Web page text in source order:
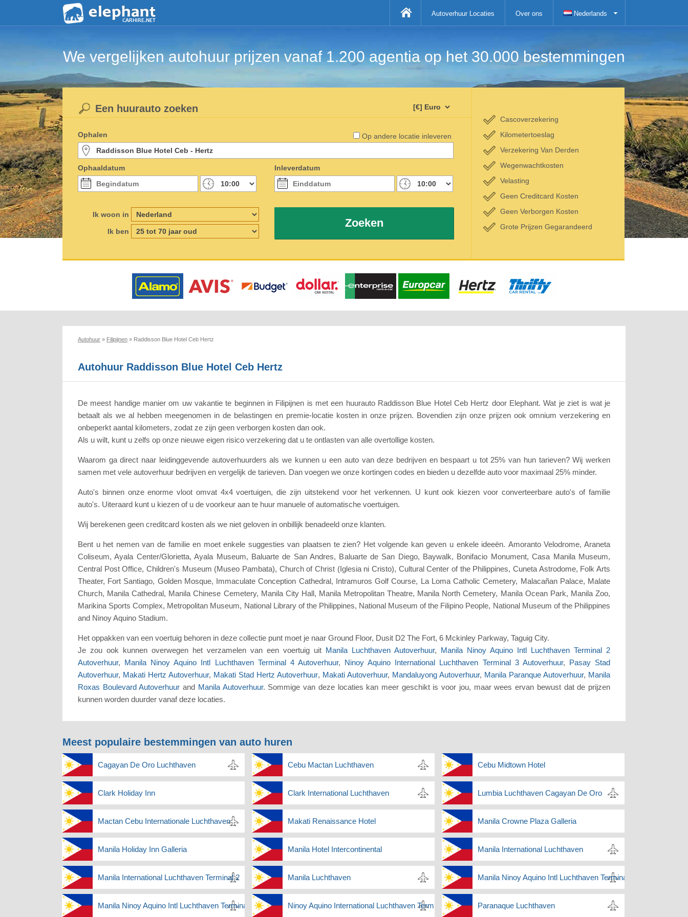
Autoverhuur Locaties Over ons Nederlands
We vergelijken autohuur prijzen vanaf 1.200 agentia op het 30.000 bestemmingen
Op andere locatie inleveren
Een huurauto zoeken
Ophalen
Ophaaldatum Inleverdatum
Ik woon in
Ik ben
Zoeken
Cascoverzekering
Kilometertoeslag
Verzekering Van Derden
Wegenwachtkosten
Velasting
Geen Creditcard Kosten
Geen Verborgen Kosten
Grote Prijzen Gegarandeerd
Autohuur » Filipijnen » Raddisson Blue Hotel Ceb Hertz
Autohuur Raddisson Blue Hotel Ceb Hertz
De meest handige manier om uw vakantie te beginnen in Filipijnen is met een huurauto Raddisson Blue Hotel Ceb Hertz door Elephant. Wat je ziet is wat je
betaalt als we al hebben meegenomen in de belastingen en premie-locatie kosten in onze prijzen. Bovendien zijn onze prijzen ook omnium verzekering en
onbeperkt aantal kilometers, zodat ze zijn geen verborgen kosten dan ook.
Als u wilt, kunt u zelfs op onze nieuwe eigen risico verzekering dat u te ontlasten van alle overtollige kosten.
Waarom ga direct naar leidinggevende autoverhuurders als we kunnen u een auto van deze bedrijven en bespaart u tot 25% van hun tarieven? Wij werken
samen met vele autoverhuur bedrijven en vergelijk de tarieven. Dan voegen we onze kortingen codes en bieden u dezelfde auto voor maximaal 25% minder.
Auto's binnen onze enorme vloot omvat 4x4 voertuigen, die zijn uitstekend voor het verkennen. U kunt ook kiezen voor converteerbare auto's of familie
auto's. Uiteraard kunt u kiezen of u de voorkeur aan te huur manuele of automatische voertuigen.
Wij berekenen geen creditcard kosten als we niet geloven in onbillijk benadeeld onze klanten.
Bent u het nemen van de familie en moet enkele suggesties van plaatsen te zien? Het volgende kan geven u enkele ideeën. Amoranto Velodrome, Araneta
Coliseum, Ayala Center/Glorietta, Ayala Museum, Baluarte de San Andres, Baluarte de San Diego, Baywalk, Bonifacio Monument, Casa Manila Museum,
Central Post Office, Children's Museum (Museo Pambata), Church of Christ (Iglesia ni Cristo), Cultural Center of the Philippines, Cuneta Astrodome, Folk Arts
Theater, Fort Santiago, Golden Mosque, Immaculate Conception Cathedral, Intramuros Golf Course, La Loma Catholic Cemetery, Malacañan Palace, Malate
Church, Manila Cathedral, Manila Chinese Cemetery, Manila City Hall, Manila Metropolitan Theatre, Manila North Cemetery, Manila Ocean Park, Manila Zoo,
Marikina Sports Complex, Metropolitan Museum, National Library of the Philippines, National Museum of the Filipino People, National Museum of the Philippines
and Ninoy Aquino Stadium.
Het oppakken van een voertuig behoren in deze collectie punt moet je naar Ground Floor, Dusit D2 The Fort, 6 Mckinley Parkway, Taguig City.
Je zou ook kunnen overwegen het verzamelen van een voertuig uit Manila Luchthaven Autoverhuur, Manila Ninoy Aquino Intl Luchthaven Terminal 2
Autoverhuur, Manila Ninoy Aquino Intl Luchthaven Terminal 4 Autoverhuur, Ninoy Aquino International Luchthaven Terminal 3 Autoverhuur, Pasay Stad
Autoverhuur, Makati Hertz Autoverhuur, Makati Stad Hertz Autoverhuur, Makati Autoverhuur, Mandaluyong Autoverhuur, Manila Paranque Autoverhuur, Manila
Roxas Boulevard Autoverhuur and Manila Autoverhuur. Sommige van deze locaties kan meer geschikt is voor jou, maar wees ervan bewust dat de prijzen
kunnen worden duurder vanaf deze locaties.
Meest populaire bestemmingen van auto huren
Cagayan De Oro Luchthaven Cebu Mactan Luchthaven Cebu Midtown Hotel
Clark Holiday Inn Clark International Luchthaven Lumbia Luchthaven Cagayan De Oro
Mactan Cebu Internationale Luchthaven Makati Renaissance Hotel Manila Crowne Plaza Galleria
Manila Holiday Inn Galleria Manila Hotel Intercontinental Manila International Luchthaven
Manila International Luchthaven Terminal 2 Manila Luchthaven Manila Ninoy Aquino Intl Luchthaven Terminal 2
Manila Ninoy Aquino Intl Luchthaven Terminal 4 Ninoy Aquino International Luchthaven Terminal 3 Paranaque Luchthaven